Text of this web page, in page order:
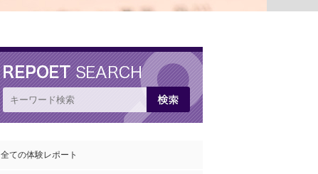
全ての体験レポート